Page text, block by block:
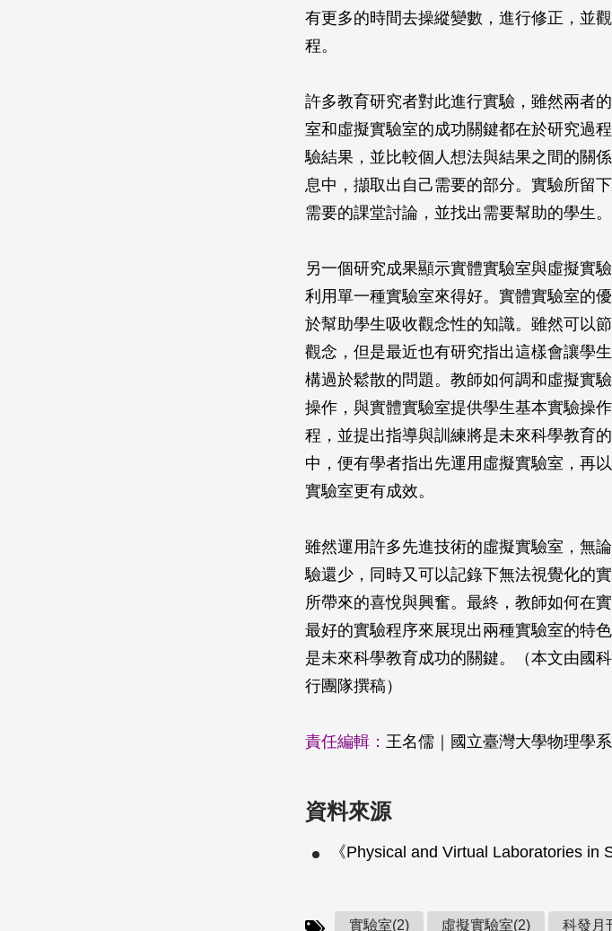
有更多的時間去操縱變數，進行修正，並
程。
許多教育研究者對此進行實驗，雖然兩者
室和虛擬實驗室的成功關鍵都在於研究過
驗結果，並比較個人想法與結果之間的關
息中，擷取出自己需要的部分。實驗所留
需要的課堂討論，並找出需要幫助的學生。
另一個研究成果顯示實體實驗室與虛擬實
利用單一種實驗室來得好。實體實驗室的
於幫助學生吸收觀念性的知識。雖然可以
觀念，但是最近也有研究指出這樣會讓學
構過於鬆散的問題。教師如何調和虛擬實
操作，與實體實驗室提供學生基本實驗操
程，並提出指導與訓練將是未來科學教育
中，便有學者指出先運用虛擬實驗室，再
實驗室更有成效。
雖然運用許多先進技術的虛擬實驗室，無
驗還少，同時又可以記錄下無法視覺化的
所帶來的喜悅與興奮。最終，教師如何在
最好的實驗程序來展現出兩種實驗室的特
是未來科學教育成功的關鍵。（本文由國
行團隊撰稿）
責任編輯： 王名儒｜國立臺灣大學物理學系
資料來源
《Physical and Virtual Laboratories in
實驗室(2) 虛擬實驗室(2) 科發月